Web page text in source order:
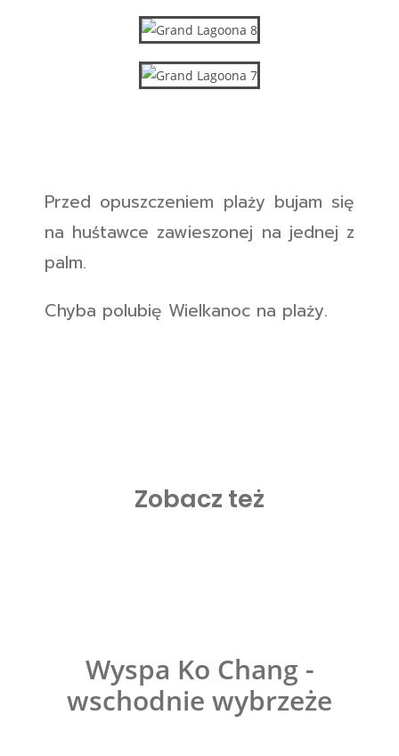
Przed opuszczeniem plaży bujam się
na huśtawce zawieszonej na jednej z
palm.
Chyba polubię Wielkanoc na plaży.
Zobacz też
Wyspa Ko Chang -
wschodnie wybrzeże